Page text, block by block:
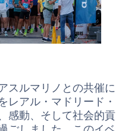
スルマリノとの共催に
レアル・マドリード・
感動、そして社会的貢